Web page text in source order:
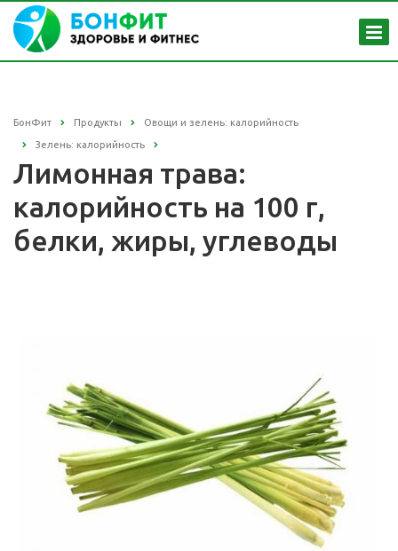
БонФит Продукты Овощи и зелень: калорийность
Зелень: калорийность
Лимонная трава:
калорийность на 100 г,
белки, жиры, углеводы